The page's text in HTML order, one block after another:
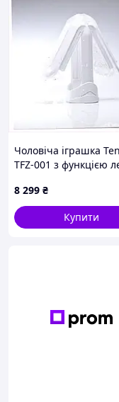
Чоловіча іграшка
TFZ-001 з функцією
8 299 ₴
Купити